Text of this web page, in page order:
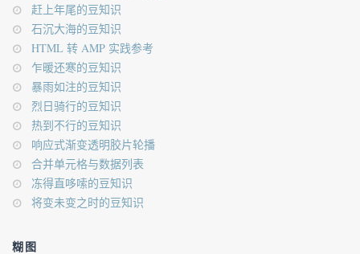
赶上年尾的豆知识
石沉大海的豆知识
HTML 转 AMP 实践参考
乍暖还寒的豆知识
暴雨如注的豆知识
烈日骑行的豆知识
热到不行的豆知识
响应式渐变透明胶片轮播
合并单元格与数据列表
冻得直哆嗦的豆知识
将变未变之时的豆知识
糊图